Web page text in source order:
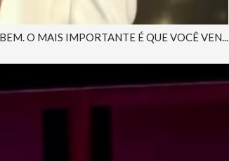
O MAIS IMPORTANTE É QUE VOCÊ VEN...